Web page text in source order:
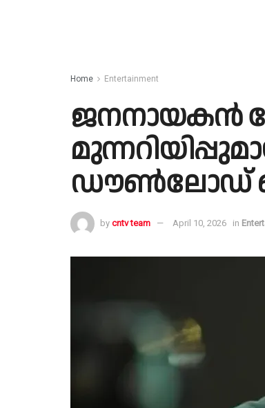
Home Entertainment
ജനനായകൻ
ഡൗണ്‍ലോഡ്
by cntv team April 10, 2026 in